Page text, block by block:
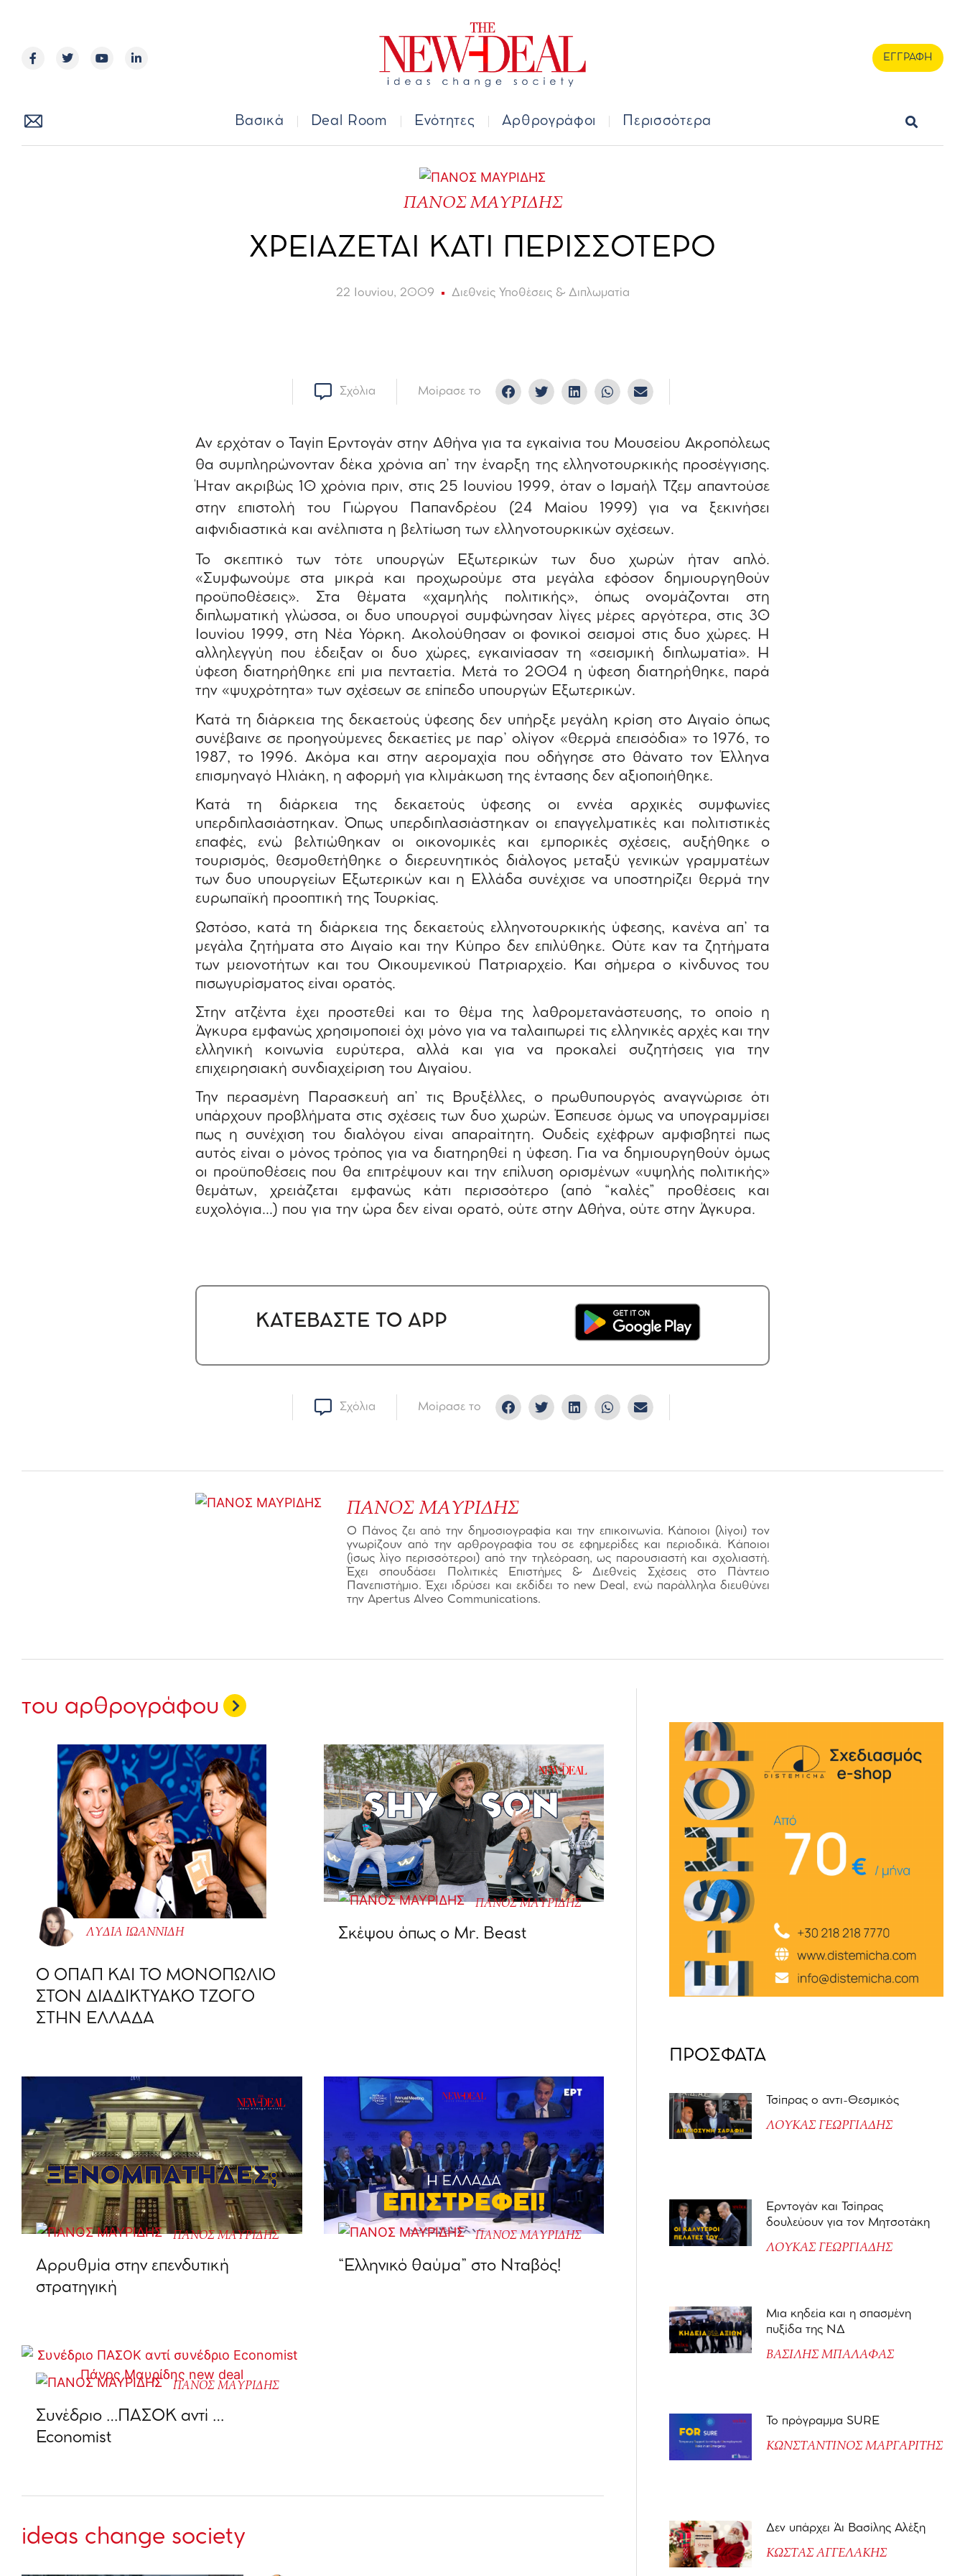
Ενότητες Αρθρογράφοι
ΕΓΓΡΑΦΗ
Βασικά Deal Room Ενότητες Αρθρογράφοι Περισσότερα
ΠΑΝΟΣ ΜΑΥΡΙΔΗΣ
ΧΡΕΙΑΖΕΤΑΙ ΚΑΤΙ ΠΕΡΙΣΣΟΤΕΡΟ
22 Ιουνίου, 2009 Διεθνείς Υποθέσεις & Διπλωματία
Σχόλια Μοίρασε το
Αν ερχόταν ο Ταγίπ Ερντογάν στην Αθήνα για τα εγκαίνια του Μουσείου Ακροπόλεως
θα συμπληρώνονταν δέκα χρόνια απ’ την έναρξη της ελληνοτουρκικής προσέγγισης.
Ήταν ακριβώς 10 χρόνια πριν, στις 25 Ιουνίου 1999, όταν ο Ισμαήλ Τζεμ απαντούσε
στην επιστολή του Γιώργου Παπανδρέου (24 Μαίου 1999) για να ξεκινήσει
αιφνιδιαστικά και ανέλπιστα η βελτίωση των ελληνοτουρκικών σχέσεων.
Το σκεπτικό των τότε υπουργών Εξωτερικών των δυο χωρών ήταν απλό.
«Συμφωνούμε στα μικρά και προχωρούμε στα μεγάλα εφόσον δημιουργηθούν
προϋποθέσεις». Στα θέματα «χαμηλής πολιτικής», όπως ονομάζονται στη
διπλωματική γλώσσα, οι δυο υπουργοί συμφώνησαν λίγες μέρες αργότερα, στις 30
Ιουνίου 1999, στη Νέα Υόρκη. Ακολούθησαν οι φονικοί σεισμοί στις δυο χώρες. Η
αλληλεγγύη που έδειξαν οι δυο χώρες, εγκαινίασαν τη «σεισμική διπλωματία». Η
ύφεση διατηρήθηκε επί μια πενταετία. Μετά το 2004 η ύφεση διατηρήθηκε, παρά
την «ψυχρότητα» των σχέσεων σε επίπεδο υπουργών Εξωτερικών.
Κατά τη διάρκεια της δεκαετούς ύφεσης δεν υπήρξε μεγάλη κρίση στο Αιγαίο όπως
συνέβαινε σε προηγούμενες δεκαετίες με παρ’ ολίγον «θερμά επεισόδια» το 1976, το
1987, το 1996. Ακόμα και στην αερομαχία που οδήγησε στο θάνατο τον Έλληνα
επισμηναγό Ηλιάκη, η αφορμή για κλιμάκωση της έντασης δεν αξιοποιήθηκε.
Κατά τη διάρκεια της δεκαετούς ύφεσης οι εννέα αρχικές συμφωνίες
υπερδιπλασιάστηκαν. Όπως υπερδιπλασιάστηκαν οι επαγγελματικές και πολιτιστικές
επαφές, ενώ βελτιώθηκαν οι οικονομικές και εμπορικές σχέσεις, αυξήθηκε ο
τουρισμός, θεσμοθετήθηκε ο διερευνητικός διάλογος μεταξύ γενικών γραμματέων
των δυο υπουργείων Εξωτερικών και η Ελλάδα συνέχισε να υποστηρίζει θερμά την
ευρωπαϊκή προοπτική της Τουρκίας.
Ωστόσο, κατά τη διάρκεια της δεκαετούς ελληνοτουρκικής ύφεσης, κανένα απ’ τα
μεγάλα ζητήματα στο Αιγαίο και την Κύπρο δεν επιλύθηκε. Ούτε καν τα ζητήματα
των μειονοτήτων και του Οικουμενικού Πατριαρχείο. Και σήμερα ο κίνδυνος του
πισωγυρίσματος είναι ορατός.
Στην ατζέντα έχει προστεθεί και το θέμα της λαθρομετανάστευσης, το οποίο η
Άγκυρα εμφανώς χρησιμοποιεί όχι μόνο για να ταλαιπωρεί τις ελληνικές αρχές και την
ελληνική κοινωνία ευρύτερα, αλλά και για να προκαλεί συζητήσεις για την
επιχειρησιακή συνδιαχείριση του Αιγαίου.
Την περασμένη Παρασκευή απ’ τις Βρυξέλλες, ο πρωθυπουργός αναγνώρισε ότι
υπάρχουν προβλήματα στις σχέσεις των δυο χωρών. Έσπευσε όμως να υπογραμμίσει
πως η συνέχιση του διαλόγου είναι απαραίτητη. Ουδείς εχέφρων αμφισβητεί πως
αυτός είναι ο μόνος τρόπος για να διατηρηθεί η ύφεση. Για να δημιουργηθούν όμως
οι προϋποθέσεις που θα επιτρέψουν και την επίλυση ορισμένων «υψηλής πολιτικής»
θεμάτων, χρειάζεται εμφανώς κάτι περισσότερο (από “καλές” προθέσεις και
ευχολόγια…) που για την ώρα δεν είναι ορατό, ούτε στην Αθήνα, ούτε στην Άγκυρα.
ΚΑΤΕΒΑΣΤΕ ΤΟ APP
Σχόλια Μοίρασε το
ΠΑΝΟΣ ΜΑΥΡΙΔΗΣ
Ο Πάνος ζει από την δημοσιογραφία και την επικοινωνία. Κάποιοι (λίγοι) τον
γνωρίζουν από την αρθρογραφία του σε εφημερίδες και περιοδικά. Κάποιοι
(ίσως λίγο περισσότεροι) από την τηλεόραση, ως παρουσιαστή και σχολιαστή.
Έχει σπουδάσει Πολιτικές Επιστήμες & Διεθνείς Σχέσεις στο Πάντειο
Πανεπιστήμιο. Έχει ιδρύσει και εκδίδει το new Deal, ενώ παράλληλα διευθύνει
την Apertus Alveo Communications.
του αρθρογράφου
ΛΥΔΙΑ ΙΩΑΝΝΙΔΗ
O ΟΠΑΠ ΚΑΙ ΤΟ ΜΟΝΟΠΩΛΙΟ
ΣΤΟΝ ΔΙΑΔΙΚΤΥΑΚΟ ΤΖΟΓΟ
ΣΤΗΝ ΕΛΛΑΔΑ
ΠΑΝΟΣ ΜΑΥΡΙΔΗΣ
Σκέψου όπως ο Mr. Beast
ΠΑΝΟΣ ΜΑΥΡΙΔΗΣ
Αρρυθμία στην επενδυτική
στρατηγική
ΠΑΝΟΣ ΜΑΥΡΙΔΗΣ
“Ελληνικό θαύμα” στο Νταβός!
ΠΑΝΟΣ ΜΑΥΡΙΔΗΣ
Συνέδριο …ΠΑΣΟΚ αντί …
Economist
ideas change society
ΠΡΟΣΦΑΤΑ
Τσίπρας ο αντι-Θεσμικός
ΛΟΥΚΑΣ ΓΕΩΡΓΙΑΔΗΣ
Ερντογάν και Τσίπρας
δουλεύουν για τον Μητσοτάκη
ΛΟΥΚΑΣ ΓΕΩΡΓΙΑΔΗΣ
Μια κηδεία και η σπασμένη
πυξίδα της ΝΔ
ΒΑΣΙΛΗΣ ΜΠΑΛΑΦΑΣ
Το πρόγραμμα SURE
ΚΩΝΣΤΑΝΤΙΝΟΣ ΜΑΡΓΑΡΙΤΗΣ
Δεν υπάρχει Άι Βασίλης Αλέξη
ΚΩΣΤΑΣ ΑΓΓΕΛΑΚΗΣ